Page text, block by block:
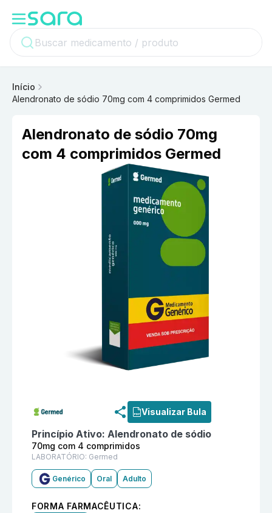
Início
Alendronato de sódio 70mg com 4 comprimidos Germed
Alendronato de sódio 70mg
com 4 comprimidos Germed
Visualizar Bula
Princípio Ativo: Alendronato de sódio
70mg com 4 comprimidos
LABORATÓRIO: Germed
Genérico Oral Adulto
FORMA FARMACÊUTICA: